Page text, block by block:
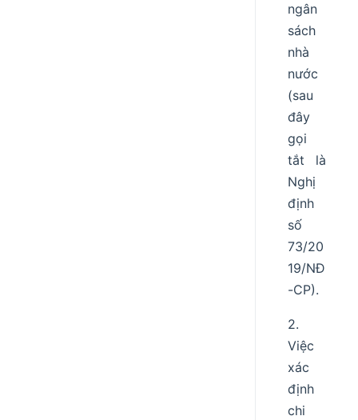
ngân
sách
nhà
nước
(sau
đây
gọi
tắt là
Nghị
định
số
73/20
19/NĐ
-CP).
2.
Việc
xác
định
chi